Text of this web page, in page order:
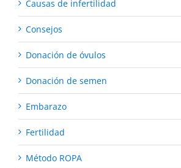
Causas de infertilidad
Consejos
Donación de óvulos
Donación de semen
Embarazo
Fertilidad
Método ROPA